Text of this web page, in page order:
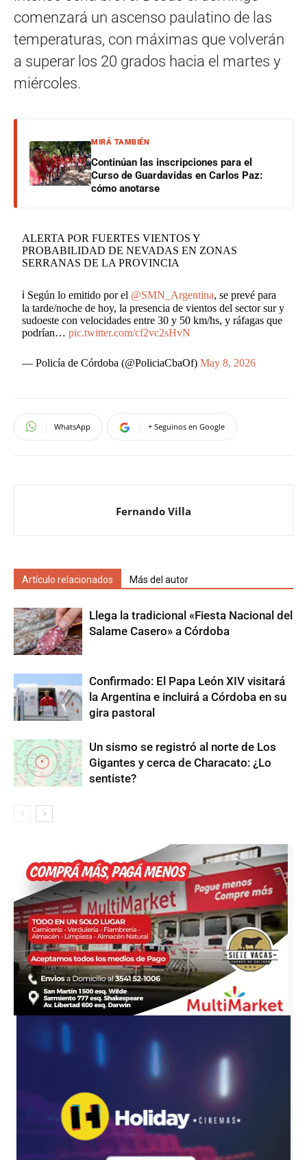
comenzará un ascenso paulatino de las
temperaturas, con máximas que volverán
a superar los 20 grados hacia el martes y
miércoles.
MIRÁ TAMBIÉN
Continúan las inscripciones para el
Curso de Guardavidas en Carlos Paz:
cómo anotarse
ALERTA POR FUERTES VIENTOS Y
PROBABILIDAD DE NEVADAS EN ZONAS
SERRANAS DE LA PROVINCIA
ℹ️ Según lo emitido por el @SMN_Argentina, se prevé para
la tarde/noche de hoy, la presencia de vientos del sector sur y
sudoeste con velocidades entre 30 y 50 km/hs, y ráfagas que
podrían…pic.twitter.com/cf2vc2sHvN
— Policía de Córdoba (@PoliciaCbaOf)May 8, 2026
WhatsApp + Seguinos en Google
Fernando Villa
Artículo relacionados Más del autor
Llega la tradicional «Fiesta Nacional del
Salame Casero» a Córdoba
Confirmado: El Papa León XIV visitará
la Argentina e incluirá a Córdoba en su
gira pastoral
Un sismo se registró al norte de Los
Gigantes y cerca de Characato: ¿Lo
sentiste?